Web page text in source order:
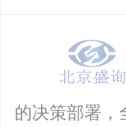
的决策部署，